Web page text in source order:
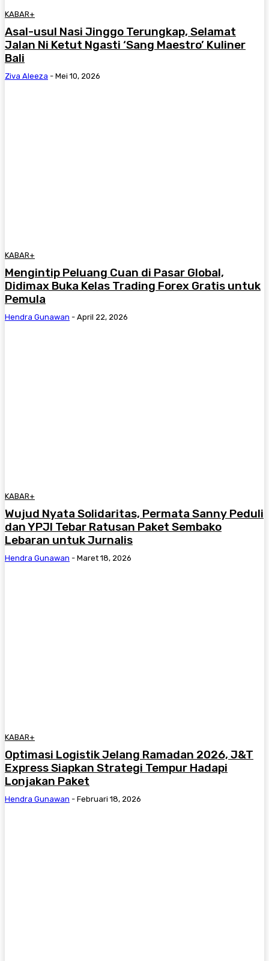
KABAR+
Asal-usul Nasi Jinggo Terungkap, Selamat
Jalan Ni Ketut Ngasti ‘Sang Maestro’ Kuliner
Bali
Ziva Aleeza - Mei 10, 2026
KABAR+
Mengintip Peluang Cuan di Pasar Global,
Didimax Buka Kelas Trading Forex Gratis untuk
Pemula
Hendra Gunawan - April 22, 2026
KABAR+
Wujud Nyata Solidaritas, Permata Sanny Peduli
dan YPJI Tebar Ratusan Paket Sembako
Lebaran untuk Jurnalis
Hendra Gunawan - Maret 18, 2026
KABAR+
Optimasi Logistik Jelang Ramadan 2026, J&T
Express Siapkan Strategi Tempur Hadapi
Lonjakan Paket
Hendra Gunawan - Februari 18, 2026